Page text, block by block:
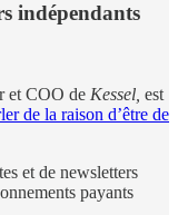
indépendants
et COO de Kessel, est
de la raison d’être de
et de newsletters
payants